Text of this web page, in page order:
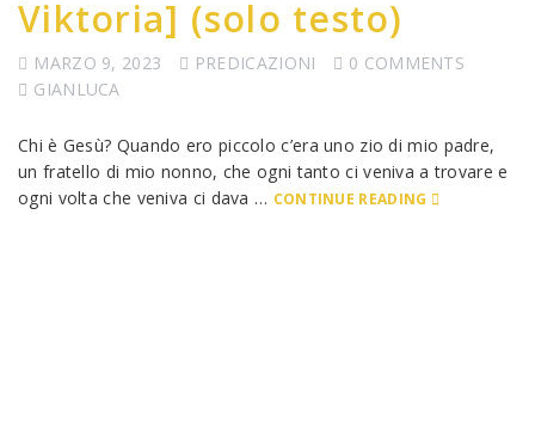
Viktoria] (solo testo)
MARZO 9, 2023 PREDICAZIONI
0 COMMENTS
GIANLUCA
Chi è Gesù? Quando ero piccolo c’era uno zio di mio padre,
un fratello di mio nonno, che ogni tanto ci veniva a trovare e
ogni volta che veniva ci dava … CONTINUE READING